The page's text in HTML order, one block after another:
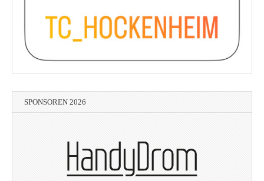
SPONSOREN 2026